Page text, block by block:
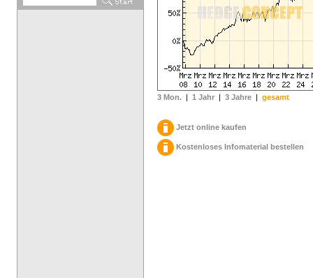
3 Mon. | 1 Jahr | 3 Jahre | gesamt
Jetzt online kaufen
Kostenloses Infomaterial bestellen